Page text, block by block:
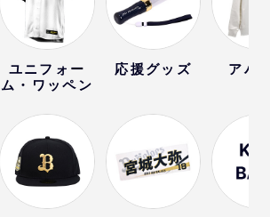
ユニフォー
ム・ワッペン
応援グッズ アパ